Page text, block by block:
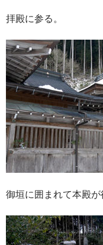
拝殿に参る。
御垣に囲まれて本殿が